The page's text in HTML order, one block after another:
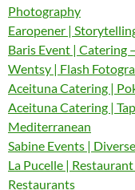
Photography
Earopener |
Baris Event | Catering
Wentsy | Flash
Aceituna Catering |
Aceituna Catering |
Mediterranean
Sabine Events |
La Pucelle |
Restaurants